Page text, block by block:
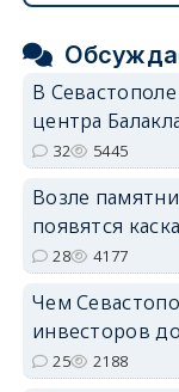
В
центра
32 5445
Возле
появятся
28 4177
Чем
инвесторов
25 2188